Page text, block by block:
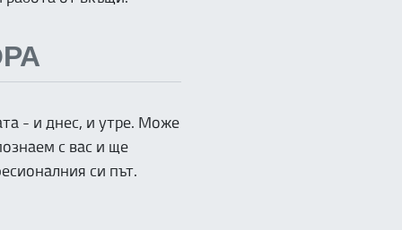
- и днес, и утре. Може
с вас и ще
си път.